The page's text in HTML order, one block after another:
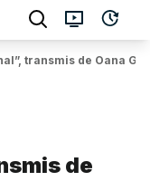
transmis de Oana
de